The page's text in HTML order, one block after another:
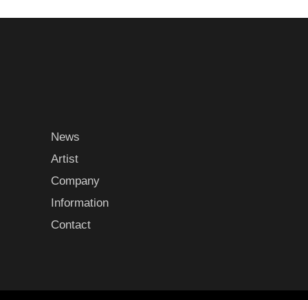
News
Artist
Company
Information
Contact